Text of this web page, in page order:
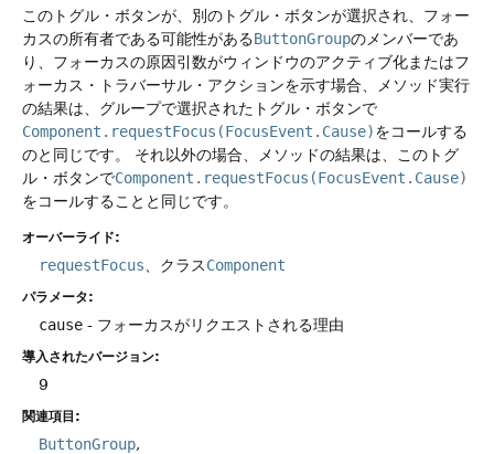
このトグル・ボタンが、別のトグル・ボタンが選択され、フォー
カスの所有者である可能性があるButtonGroupのメンバーであ
り、フォーカスの原因引数がウィンドウのアクティブ化またはフ
ォーカス・トラバーサル・アクションを示す場合、メソッド実行
の結果は、グループで選択されたトグル・ボタンで
Component.requestFocus(FocusEvent.Cause)をコールする
のと同じです。
それ以外の場合、メソッドの結果は、このトグ
ル・ボタンでComponent.requestFocus(FocusEvent.Cause)
をコールすることと同じです。
オーバーライド:
requestFocus 、クラスComponent
パラメータ:
cause - フォーカスがリクエストされる理由
導入されたバージョン:
9
関連項目:
ButtonGroup